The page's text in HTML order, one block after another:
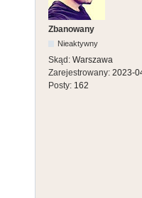
Zbanowany
Nieaktywny
Skąd: Warszawa
Zarejestrowany: 2023-
Posty: 162